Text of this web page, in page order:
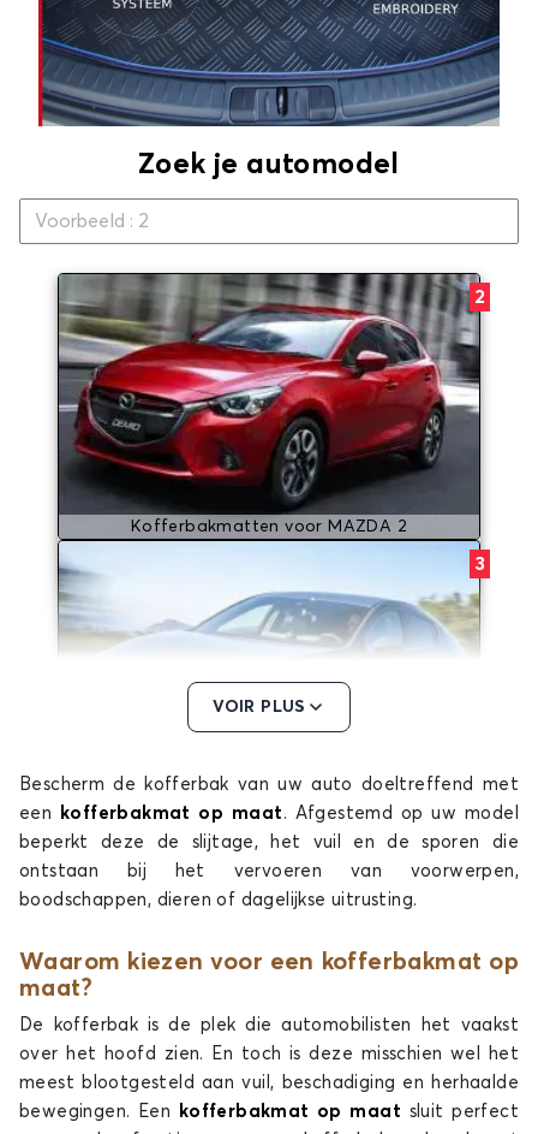
Zoek je automodel
2
Kofferbakmatten voor MAZDA 2
3
Kofferbakmatten voor MAZDA 3
Kofferbakmatten voor MAZDA 5
6
VOIR PLUS
Bescherm de kofferbak van uw auto doeltreffend met
een
kofferbakmat op maat . Afgestemd op uw model
beperkt deze de slijtage, het vuil en de sporen die
ontstaan bij het vervoeren van voorwerpen,
boodschappen, dieren of dagelijkse uitrusting.
Waarom kiezen voor een kofferbakmat op
maat?
De kofferbak is de plek die automobilisten het vaakst
over het hoofd zien. En toch is deze misschien wel het
meest blootgesteld aan vuil, beschadiging en herhaalde
bewegingen. Een
kofferbakmat op maat sluit perfect